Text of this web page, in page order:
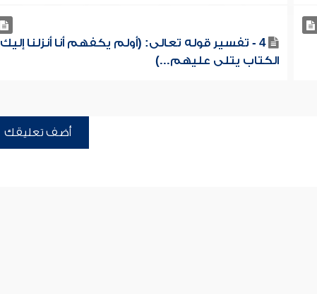
4 - تفسير قوله تعالى: (أولم يكفهم أنا أنزلنا إليك
الكتاب يتلى عليهم...)
أضف تعليقك